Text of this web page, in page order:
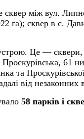
сквер між вул.
сквер в с.
Це — сквери,
61
та
від
58 парків і